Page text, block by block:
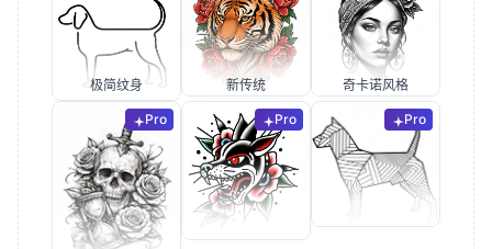
极简纹身 新传统 奇卡诺风格
Pro Pro Pro